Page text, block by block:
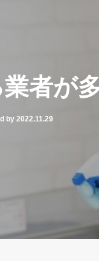
者が
by 2022.11.29